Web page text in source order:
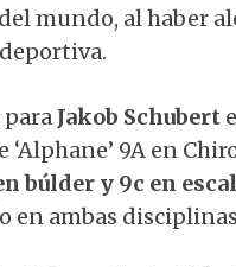
mundo, al haber
Jakob Schubert
9A en
búlder y 9c en
en ambas